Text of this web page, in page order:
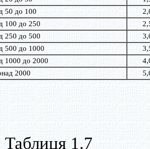
50 до 100
100 до 250
250 до 500
500 до 1000
1000 до 2000
2000
1.7